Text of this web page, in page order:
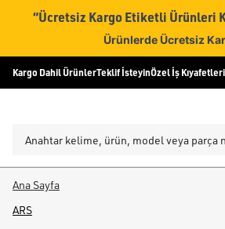
“Ücretsiz Kargo Etiketli Ürünleri
Ürünlerde Ücretsiz
Kargo Dahil ÜrünlerTeklif İsteyinÖzel İş Kıyafetleri
Ana Sayfa
ARS